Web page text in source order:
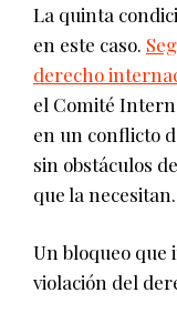
La quinta
en este caso.
derecho
el Comité
en un conflicto
sin obstáculos
que la necesitan.
Un bloqueo que
violación del